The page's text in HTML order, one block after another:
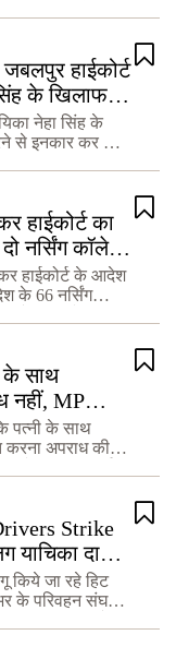
हाईकोर्ट
के खिलाफ
इनकार
नेहा सिंह के
से इनकार कर दिया
हाईकोर्ट का
नर्सिंग कॉलेज
हाईकोर्ट के आदेश
के 66 नर्सिंग
के साथ
नहीं, MP
करना नहीं
पत्नी के साथ
करना अपराध की
Strike
दायर,
निर्मित
किये जा रहे हिट
के परिवहन संघ